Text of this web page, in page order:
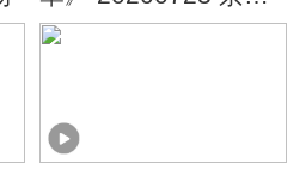
《十三妹》 2/2